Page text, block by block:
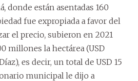
donde están asentadas 160
fue expropiada a favor del
el precio, subieron en 2021
millones la hectárea (USD
es decir, un total de USD 15
municipal le dijo a